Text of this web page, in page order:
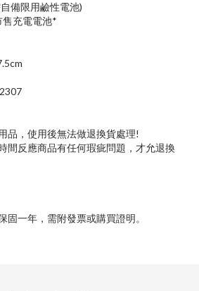
備限用鹼性電池)
充電電池*
品，使用後無法做退換貨處理!
間反應商品有任何瑕疵問題，才允退換
固一年，需附發票或購買證明。